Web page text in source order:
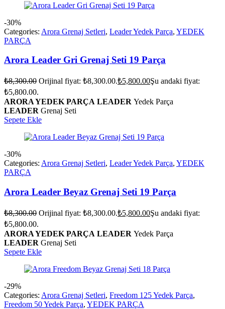
-30%
Categories: Arora Grenaj Setleri, Leader Yedek Parça, YEDEK
PARÇA
Arora Leader Gri Grenaj Seti 19 Parça
₺8,300.00 Orijinal fiyat: ₺8,300.00.₺5,800.00Şu andaki fiyat:
₺5,800.00.
ARORA YEDEK PARÇA LEADER Yedek Parça
LEADER Grenaj Seti
Sepete Ekle
-30%
Categories: Arora Grenaj Setleri, Leader Yedek Parça, YEDEK
PARÇA
Arora Leader Beyaz Grenaj Seti 19 Parça
₺8,300.00 Orijinal fiyat: ₺8,300.00.₺5,800.00Şu andaki fiyat:
₺5,800.00.
ARORA YEDEK PARÇA LEADER Yedek Parça
LEADER Grenaj Seti
Sepete Ekle
-29%
Categories: Arora Grenaj Setleri, Freedom 125 Yedek Parça,
Freedom 50 Yedek Parça, YEDEK PARÇA